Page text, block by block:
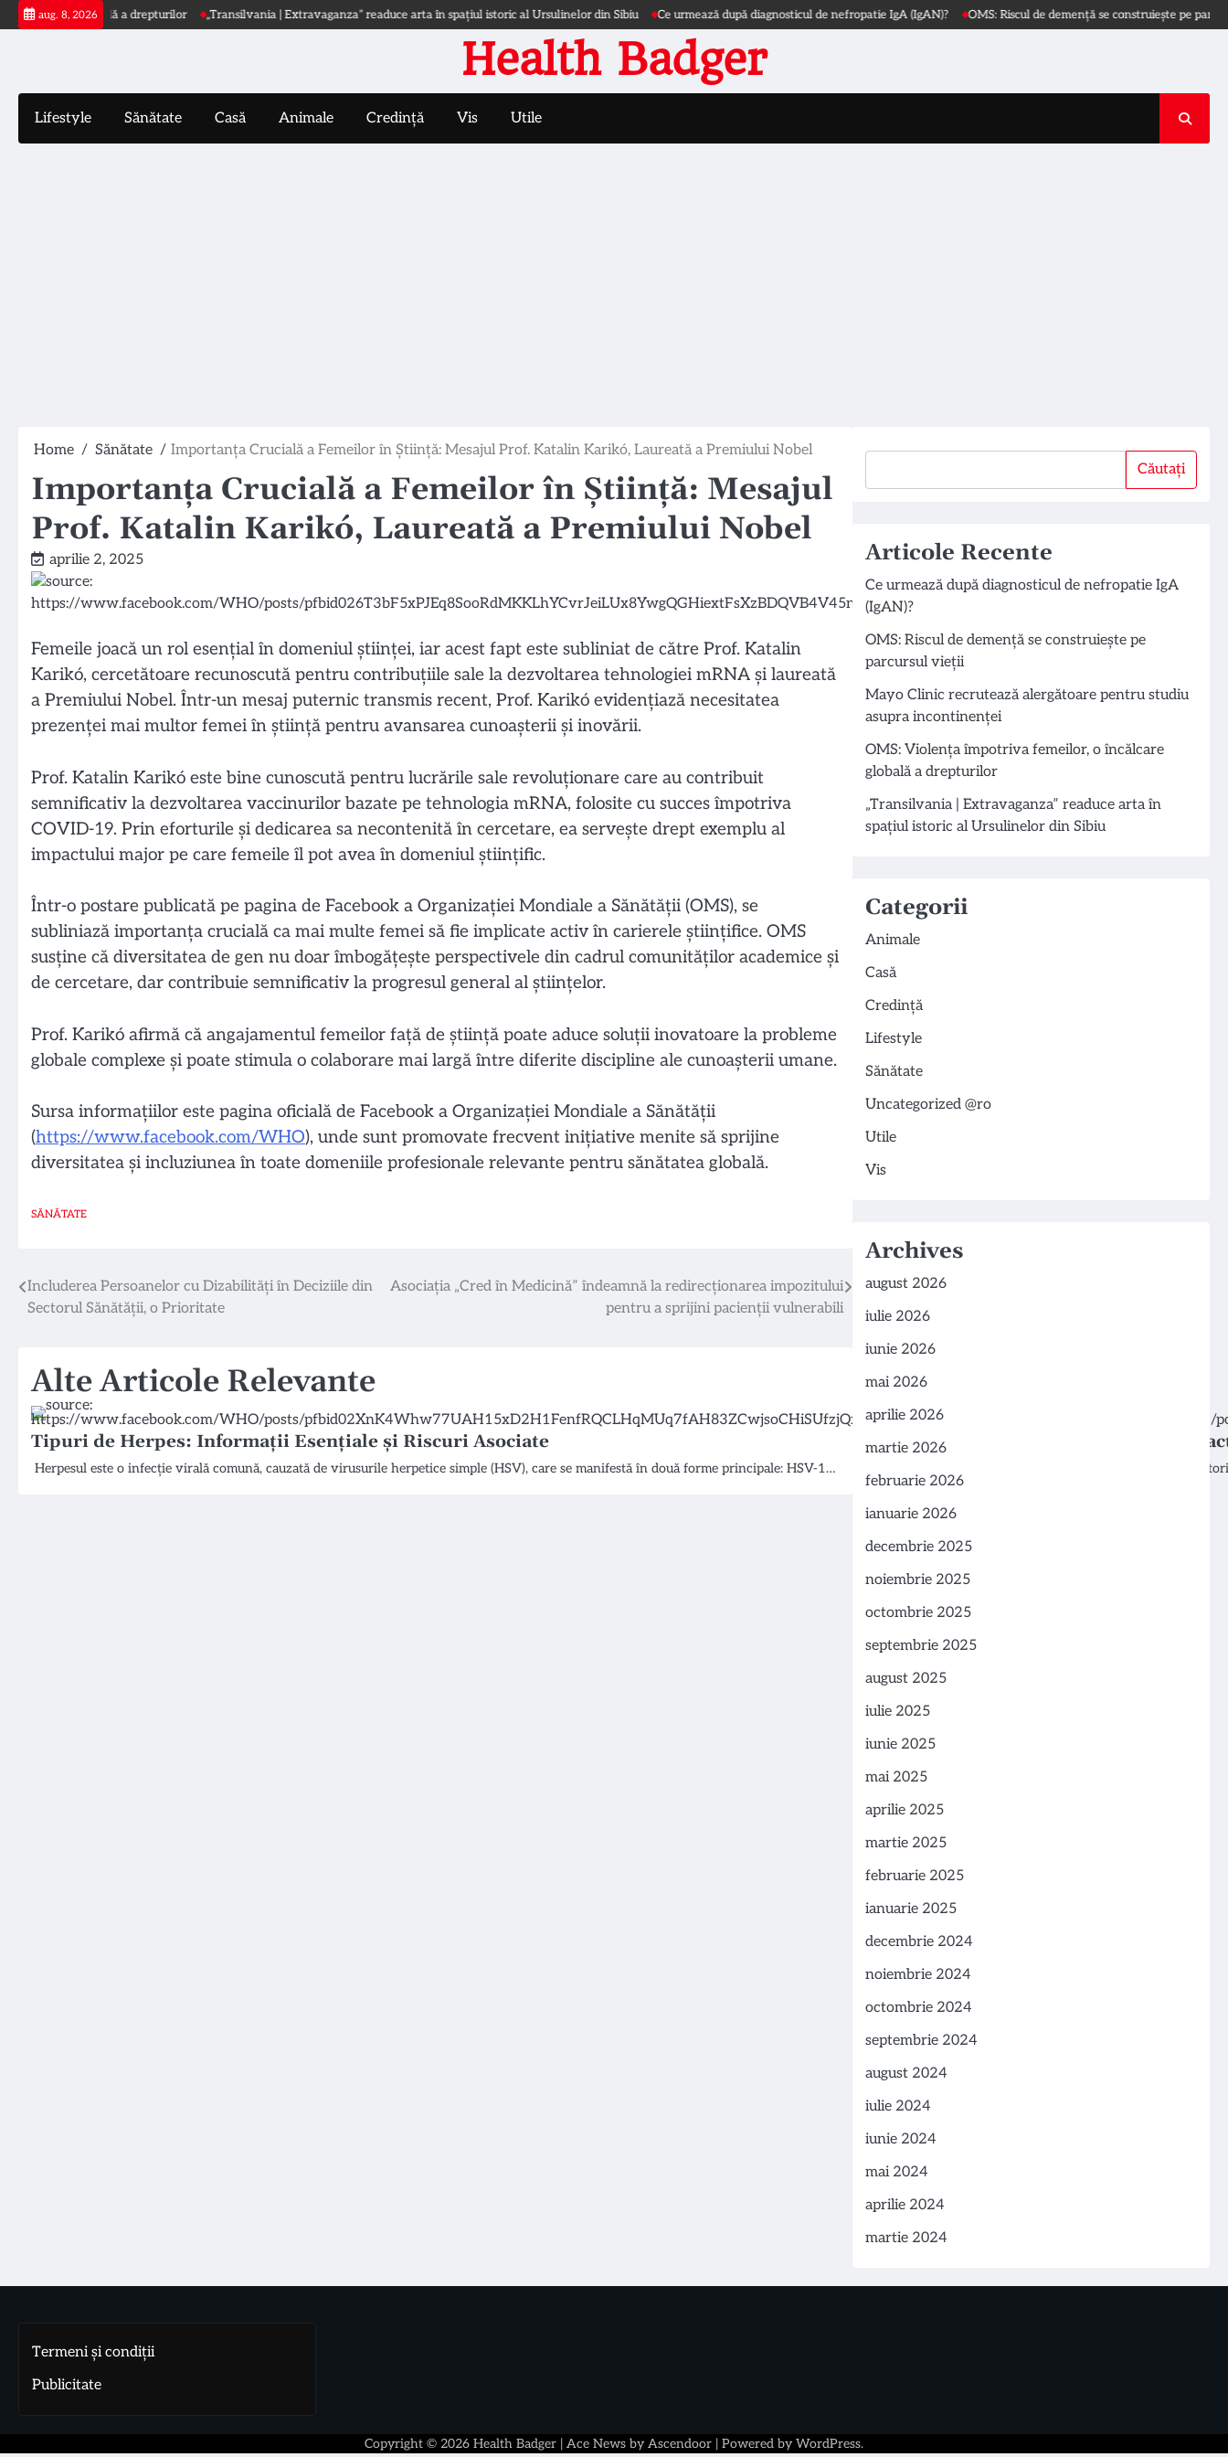
Skip
to
aug. 8, 2026
globală a drepturilor „Transilvania | Extravaganza” readuce arta în spațiul istoric al Ursulinelor din Sibiu Ce urmează după diagnosticul de nefropatie IgA (IgAN)? OMS: Riscul de demență se construiește pe parcursul
Health Badger
Lifestyle Sănătate Casă Animale Credință Vis Utile
Home Sănătate Importanța Crucială a Femeilor în Știință: Mesajul Prof. Katalin Karikó, Laureată a Premiului Nobel
Importanța Crucială a Femeilor în Știință: Mesajul
Prof. Katalin Karikó, Laureată a Premiului Nobel
aprilie 2, 2025
Femeile joacă un rol esențial în domeniul științei, iar acest fapt este subliniat de către Prof. Katalin
Karikó, cercetătoare recunoscută pentru contribuțiile sale la dezvoltarea tehnologiei mRNA și laureată
a Premiului Nobel. Într-un mesaj puternic transmis recent, Prof. Karikó evidențiază necesitatea
prezenței mai multor femei în știință pentru avansarea cunoașterii și inovării.
Prof. Katalin Karikó este bine cunoscută pentru lucrările sale revoluționare care au contribuit
semnificativ la dezvoltarea vaccinurilor bazate pe tehnologia mRNA, folosite cu succes împotriva
COVID-19. Prin eforturile și dedicarea sa necontenită în cercetare, ea servește drept exemplu al
impactului major pe care femeile îl pot avea în domeniul științific.
Într-o postare publicată pe pagina de Facebook a Organizației Mondiale a Sănătății (OMS), se
subliniază importanța crucială ca mai multe femei să fie implicate activ în carierele științifice. OMS
susține că diversitatea de gen nu doar îmbogățește perspectivele din cadrul comunităților academice și
de cercetare, dar contribuie semnificativ la progresul general al științelor.
Prof. Karikó afirmă că angajamentul femeilor față de știință poate aduce soluții inovatoare la probleme
globale complexe și poate stimula o colaborare mai largă între diferite discipline ale cunoașterii umane.
Sursa informațiilor este pagina oficială de Facebook a Organizației Mondiale a Sănătății
(https://www.facebook.com/WHO), unde sunt promovate frecvent inițiative menite să sprijine
diversitatea și incluziunea în toate domeniile profesionale relevante pentru sănătatea globală.
SĂNĂTATE
Navigare
Includerea Persoanelor cu Dizabilități în Deciziile din
Sectorul Sănătății, o Prioritate
Asociația „Cred în Medicină” îndeamnă la redirecționarea impozitului
pentru a sprijini pacienții vulnerabili
Alte Articole Relevante
Tipuri de Herpes: Informații Esențiale și Riscuri Asociate
Herpesul este o infecție virală comună, cauzată de virusurile herpetice simple (HSV), care se manifestă în două forme principale: HSV-1…
Ultima Șansă de a Dubla
Astăzi este o zi semnificativă pentru
Căutați
Articole Recente
Ce urmează după diagnosticul de nefropatie IgA
(IgAN)?
OMS: Riscul de demență se construiește pe
parcursul vieții
Mayo Clinic recrutează alergătoare pentru studiu
asupra incontinenței
OMS: Violența împotriva femeilor, o încălcare
globală a drepturilor
„Transilvania | Extravaganza” readuce arta în
spațiul istoric al Ursulinelor din Sibiu
Categorii
Animale
Casă
Credință
Lifestyle
Sănătate
Uncategorized @ro
Utile
Vis
Archives
august 2026
iulie 2026
iunie 2026
mai 2026
aprilie 2026
martie 2026
februarie 2026
ianuarie 2026
decembrie 2025
noiembrie 2025
octombrie 2025
septembrie 2025
august 2025
iulie 2025
iunie 2025
mai 2025
aprilie 2025
martie 2025
februarie 2025
ianuarie 2025
decembrie 2024
noiembrie 2024
octombrie 2024
septembrie 2024
august 2024
iulie 2024
iunie 2024
mai 2024
aprilie 2024
martie 2024
Termeni și condiții
Publicitate
Copyright © 2026 Health Badger | Ace News by Ascendoor | Powered by WordPress.